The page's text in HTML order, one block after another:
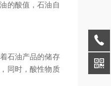
的酸值，石油自
石油产品的储存
同时，酸性物质